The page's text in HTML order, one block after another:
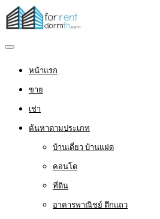
หน้าแรก
ขาย
เช่า
ค้นหาตามประเภท
บ้านเดี่ยว บ้านแฝด
คอนโด
ที่ดิน
อาคารพาณิชย์ ตึกแถว